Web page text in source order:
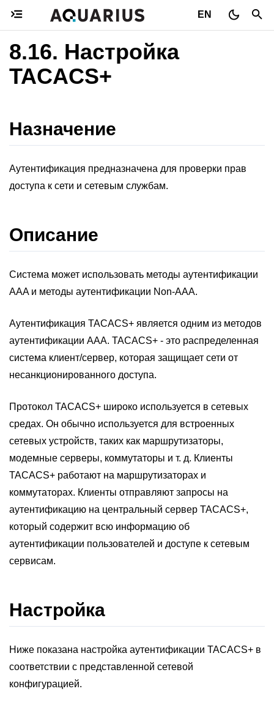
EN
8.16. Настройка
TACACS+
Назначение
Аутентификация предназначена для проверки прав
доступа к сети и сетевым службам.
Описание
Система может использовать методы аутентификации
AAA и методы аутентификации Non-AAA.
Аутентификация TACACS+ является одним из методов
аутентификации AAA. TACACS+ - это распределенная
система клиент/сервер, которая защищает сети от
несанкционированного доступа.
Протокол TACACS+ широко используется в сетевых
средах. Он обычно используется для встроенных
сетевых устройств, таких как маршрутизаторы,
модемные серверы, коммутаторы и т. д. Клиенты
TACACS+ работают на маршрутизаторах и
коммутаторах. Клиенты отправляют запросы на
аутентификацию на центральный сервер TACACS+,
который содержит всю информацию об
аутентификации пользователей и доступе к сетевым
сервисам.
Настройка
Ниже показана настройка аутентификации TACACS+ в
соответствии с представленной сетевой
конфигурацией.